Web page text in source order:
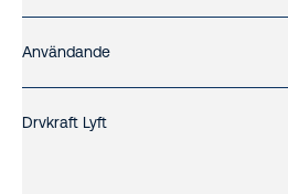
Användande
Drvkraft Lyft